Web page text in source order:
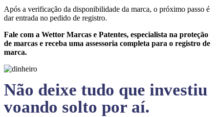
Após a verificação da disponibilidade da marca, o próximo passo é
dar entrada no pedido de registro.
Fale com a Wettor Marcas e Patentes, especialista na proteção
de marcas e receba uma assessoria completa para o registro de
marca.
Não deixe tudo que investiu
voando solto por aí.